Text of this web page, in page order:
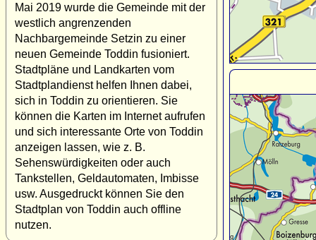
Mai 2019 wurde die Gemeinde mit der
westlich angrenzenden
Nachbargemeinde Setzin zu einer
neuen Gemeinde Toddin fusioniert.
Stadtpläne und Landkarten vom
Stadtplandienst helfen Ihnen dabei,
sich in Toddin zu orientieren. Sie
können die Karten im Internet aufrufen
und sich interessante Orte von Toddin
anzeigen lassen, wie z. B.
Sehenswürdigkeiten oder auch
Tankstellen, Geldautomaten, Imbisse
usw. Ausgedruckt können Sie den
Stadtplan von Toddin auch offline
nutzen.